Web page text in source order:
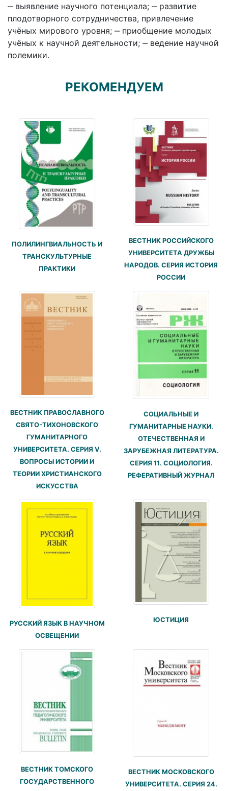
‒ выявление научного потенциала; ‒ развитие
плодотворного сотрудничества, привлечение
учёных мирового уровня; ‒ приобщение молодых
учёных к научной деятельности; ‒ ведение научной
полемики.
РЕКОМЕНДУЕМ
ПОЛИЛИНГВИАЛЬНОСТЬ И
ТРАНСКУЛЬТУРНЫЕ
ПРАКТИКИ
ВЕСТНИК РОССИЙСКОГО
УНИВЕРСИТЕТА ДРУЖБЫ
НАРОДОВ. СЕРИЯ ИСТОРИЯ
РОССИИ
ВЕСТНИК ПРАВОСЛАВНОГО
СВЯТО-ТИХОНОВСКОГО
ГУМАНИТАРНОГО
УНИВЕРСИТЕТА. СЕРИЯ V.
ВОПРОСЫ ИСТОРИИ И
ТЕОРИИ ХРИСТИАНСКОГО
ИСКУССТВА
СОЦИАЛЬНЫЕ И
ГУМАНИТАРНЫЕ НАУКИ.
ОТЕЧЕСТВЕННАЯ И
ЗАРУБЕЖНАЯ ЛИТЕРАТУРА.
СЕРИЯ 11. СОЦИОЛОГИЯ.
РЕФЕРАТИВНЫЙ ЖУРНАЛ
РУССКИЙ ЯЗЫК В НАУЧНОМ
ОСВЕЩЕНИИ
ЮСТИЦИЯ
ВЕСТНИК ТОМСКОГО
ГОСУДАРСТВЕННОГО
ВЕСТНИК МОСКОВСКОГО
УНИВЕРСИТЕТА. СЕРИЯ 24.